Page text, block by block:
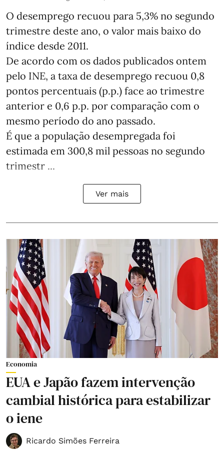
O desemprego recuou para 5,3% no segundo
trimestre deste ano, o valor mais baixo do
índice desde 2011.
De acordo com os dados publicados ontem
pelo INE, a taxa de desemprego recuou 0,8
pontos percentuais (p.p.) face ao trimestre
anterior e 0,6 p.p. por comparação com o
mesmo período do ano passado.
É que a população desempregada foi
estimada em 300,8 mil pessoas no segundo
trimestr ...
Ver mais
Economia
EUA e Japão fazem intervenção
cambial histórica para estabilizar
o iene
Ricardo Simões Ferreira